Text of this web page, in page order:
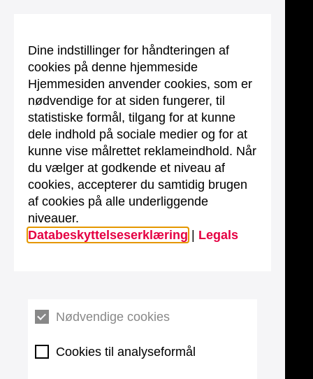
Dine indstillinger for håndteringen af
cookies på denne hjemmeside
Hjemmesiden anvender cookies, som er
nødvendige for at siden fungerer, til
statistiske formål, tilgang for at kunne
dele indhold på sociale medier og for at
kunne vise målrettet reklameindhold. Når
du vælger at godkende et niveau af
cookies, accepterer du samtidig brugen
af cookies på alle underliggende
niveauer.
Databeskyttelseserklæring
Legals
Nødvendige cookies
Cookies til analyseformål